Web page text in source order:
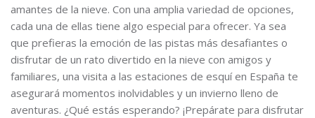
amantes de la nieve. Con una amplia variedad de opciones,
cada una de ellas tiene algo especial para ofrecer. Ya sea
que prefieras la emoción de las pistas más desafiantes o
disfrutar de un rato divertido en la nieve con amigos y
familiares, una visita a las estaciones de esquí en España te
asegurará momentos inolvidables y un invierno lleno de
aventuras. ¿Qué estás esperando? ¡Prepárate para disfrutar